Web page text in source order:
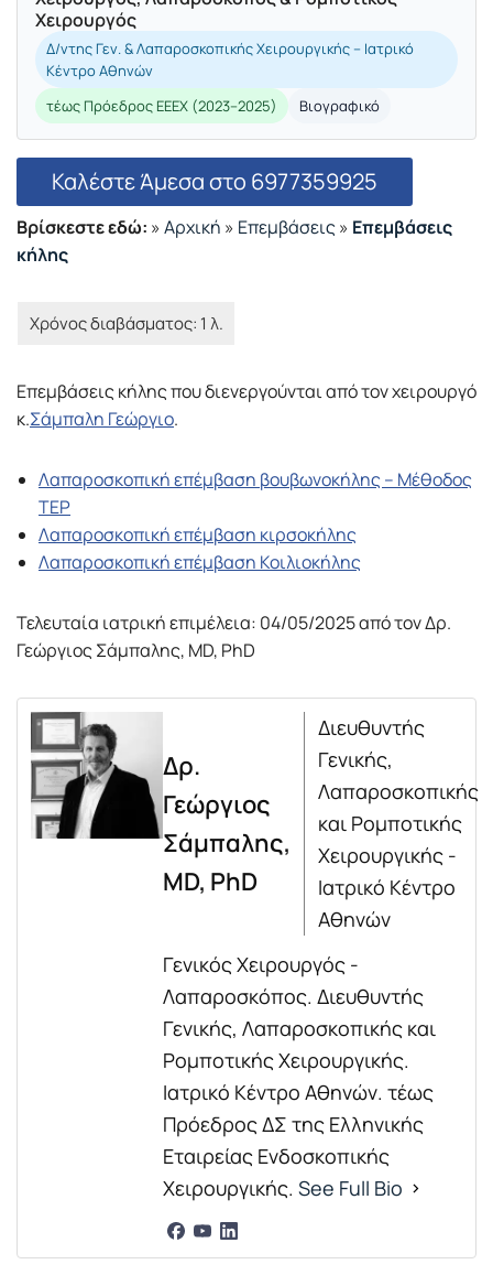
Χειρουργός
Δ/ντης Γεν. & Λαπαροσκοπικής Χειρουργικής – Ιατρικό
Κέντρο Αθηνών
τέως Πρόεδρος ΕΕΕΧ (2023–2025)
Βιογραφικό
Καλέστε Άμεσα στο 6977359925
Βρίσκεστε εδώ: » Αρχική » Επεμβάσεις» Επεμβάσεις
κήλης
Επεμβάσεις κήλης που διενεργούνται από τον χειρουργό
κ.Σάμπαλη Γεώργιο.
Λαπαροσκοπική επέμβαση βουβωνοκήλης – Μέθοδος
TEP
Λαπαροσκοπική επέμβαση κιρσοκήλης
Λαπαροσκοπική επέμβαση Κοιλιοκήλης
Τελευταία ιατρική επιμέλεια: 04/05/2025 από τον Δρ.
Γεώργιος Σάμπαλης, MD, PhD
Δρ.
Γεώργιος
Σάμπαλης,
MD, PhD
Διευθυντής
Γενικής,
Λαπαροσκοπικής
και Ρομποτικής
Χειρουργικής -
Ιατρικό Κέντρο
Αθηνών
Γενικός Χειρουργός -
Λαπαροσκόπος. Διευθυντής
Γενικής, Λαπαροσκοπικής και
Ρομποτικής Χειρουργικής.
Ιατρικό Κέντρο Αθηνών. τέως
Πρόεδρος ΔΣ της Ελληνικής
Εταιρείας Ενδοσκοπικής
Χειρουργικής. See Full Bio